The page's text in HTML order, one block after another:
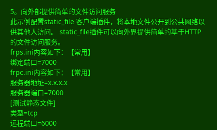
5。向外部提供简单的文件访问服务
此示例配置static_file 客户端插件，将本地文件公开到公共网络以
供其他人访问。 static_file插件可以向外界提供简单的基于HTTP
的文件访问服务。
frps.ini内容如下：【常用】
绑定端口=7000
frpc.ini内容如下：【常用】
服务器地址=x.x.x.x
服务器端口=7000
[测试静态文件]
类型=tcp
远程端口=6000